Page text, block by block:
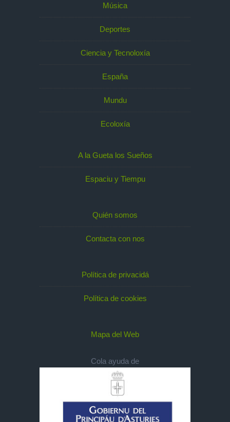
Música
Deportes
Ciencia y Tecnoloxía
España
Mundu
Ecoloxía
A la Gueta los Sueños
Espaciu y Tiempu
Quién somos
Contacta con nos
Política de privacidá
Política de cookies
Mapa del Web
Cola ayuda de